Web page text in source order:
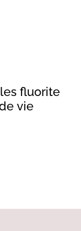
fluorite
vie